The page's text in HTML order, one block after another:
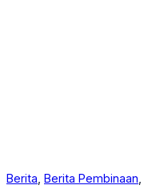
Berita, Berita Pembinaan,